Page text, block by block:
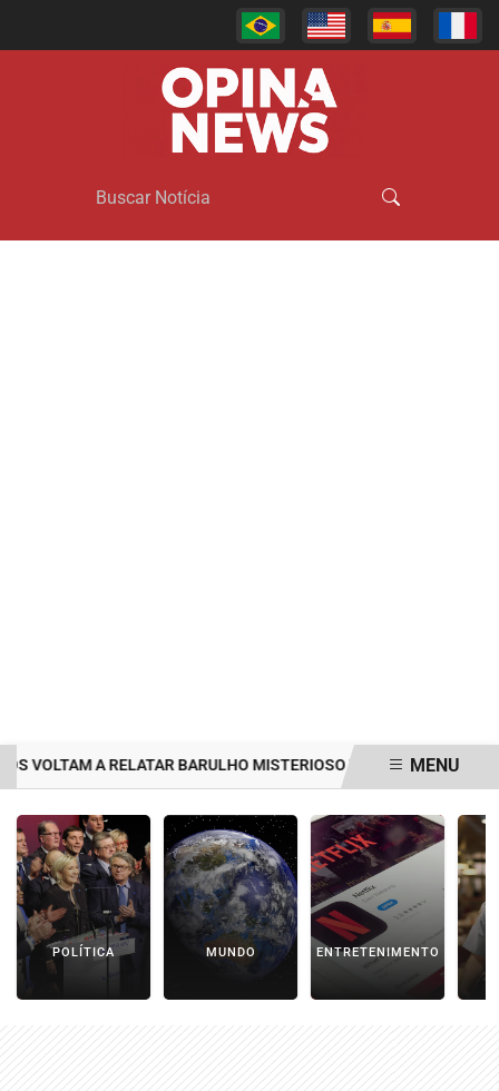
A RELATAR BARULHO MISTERIOSO VINDO DO MARMENU
POLÍTICA MUNDO ENTRETENIMENTO